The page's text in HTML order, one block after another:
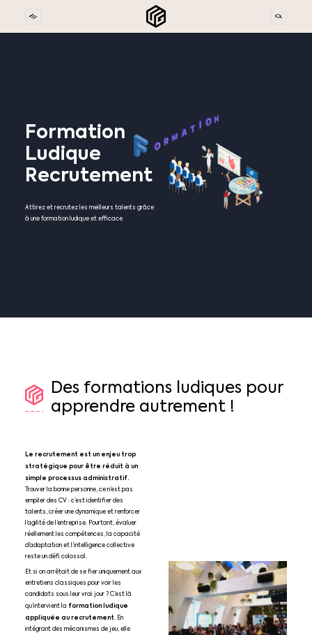
Formation
Ludique
Recrutement
Attirez et recrutez les meilleurs talents grâce
à une formation ludique et efficace
Des formations ludiques pour
apprendre autrement !
Le recrutement est un enjeu trop
stratégique pour être réduit à un
simple processus administratif.
Trouver la bonne personne, ce n’est pas
empiler des CV : c’est identifier des
talents, créer une dynamique et renforcer
l’agilité de l’entreprise. Pourtant, évaluer
réellement les compétences, la capacité
d’adaptation et l’intelligence collective
reste un défi colossal.
Et si on arrêtait de se fier uniquement aux
entretiens classiques pour voir les
candidats sous leur vrai jour ? C’est là
qu’intervient la formation ludique
appliquée au recrutement. En
intégrant des mécanismes de jeu, elle